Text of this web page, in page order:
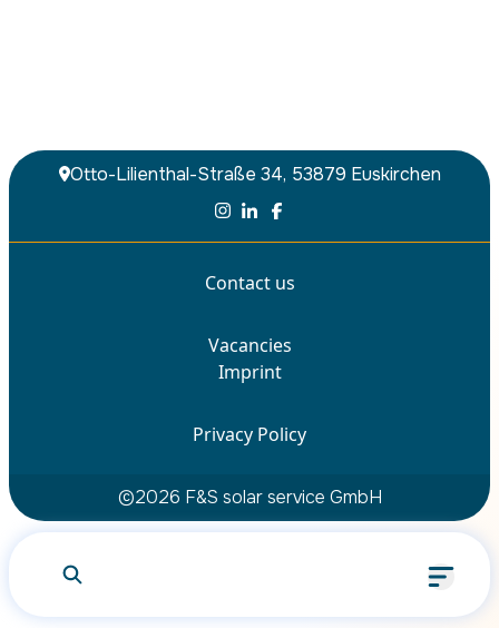
What are you looking for?
Otto-Lilienthal-Straße 34, 53879 Euskirchen
Contact us
Vacancies
Imprint
Privacy Policy
©2026 F&S solar service GmbH